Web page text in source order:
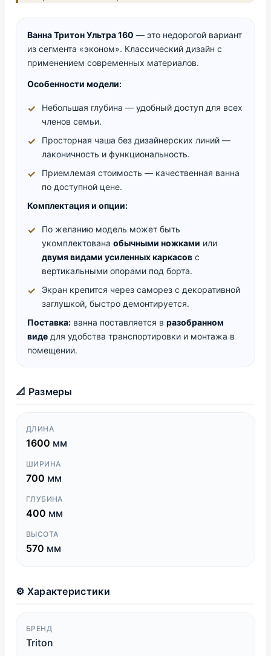
Ванна Тритон Ультра 160 — это недорогой вариант
из сегмента «эконом». Классический дизайн с
применением современных материалов.
Особенности модели:
Небольшая глубина — удобный доступ для всех
членов семьи.
Просторная чаша без дизайнерских линий —
лаконичность и функциональность.
Приемлемая стоимость — качественная ванна
по доступной цене.
Комплектация и опции:
По желанию модель может быть
укомплектована обычными ножками или
двумя видами усиленных каркасов с
вертикальными опорами под борта.
Экран крепится через саморез с декоративной
заглушкой, быстро демонтируется.
Поставка: ванна поставляется в разобранном
виде для удобства транспортировки и монтажа в
помещении.
📐 Размеры
ДЛИНА
1600 мм
ШИРИНА
700 мм
ГЛУБИНА
400 мм
ВЫСОТА
570 мм
⚙️ Характеристики
БРЕНД
Triton